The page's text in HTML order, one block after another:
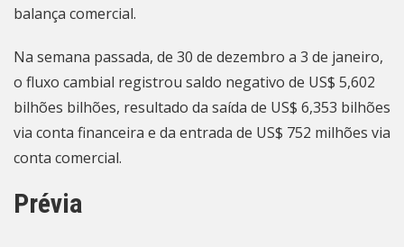
balança comercial.
Na semana passada, de 30 de dezembro a 3 de janeiro,
o fluxo cambial registrou saldo negativo de US$ 5,602
bilhões bilhões, resultado da saída de US$ 6,353 bilhões
via conta financeira e da entrada de US$ 752 milhões via
conta comercial.
Prévia